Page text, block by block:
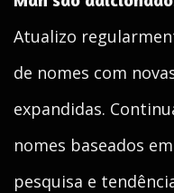
Atualizo
de nomes com
expandidas.
nomes baseados
pesquisa e